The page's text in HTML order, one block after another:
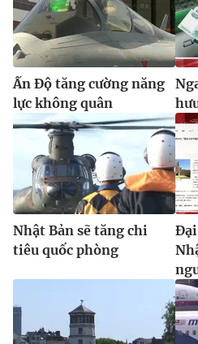
® Cấm sao chép dưới mọi hình
thuận bằng văn bản. Ghi rõ
thông tin từ website này.
Ấn Độ tăng cường năng
lực không quân
Nhật Bản sẽ tăng chi
tiêu quốc phòng
Đại